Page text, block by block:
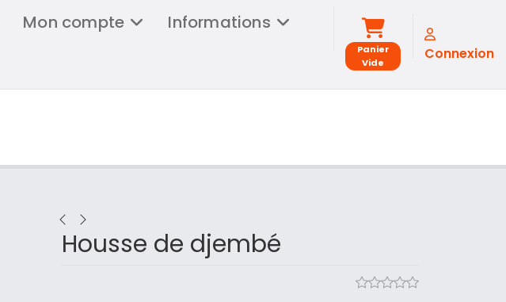
Mon compte
Informations
Panier
Vide
Connexion
Housse de djembé